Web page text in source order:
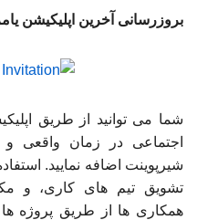
بروزرسانی آخرین اپلیکیشن
شما می توانید از طریق
اجتماعی در زمان
شیرپوینت اضافه نمایید.
تشویق تیم های کاری، و
همکاری ها از طریق پروژه